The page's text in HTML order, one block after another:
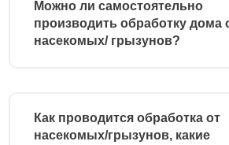
Можно ли самостоятельно
производить обработку дома
насекомых/ грызунов?
Как проводится обработка от
насекомых/грызунов, какие